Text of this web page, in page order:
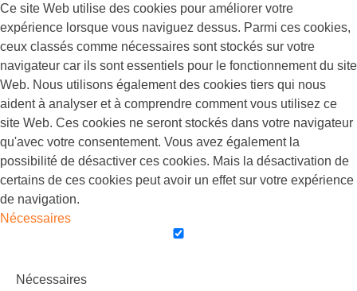
Ce site Web utilise des cookies pour améliorer votre
expérience lorsque vous naviguez dessus. Parmi ces cookies,
ceux classés comme nécessaires sont stockés sur votre
navigateur car ils sont essentiels pour le fonctionnement du site
Web. Nous utilisons également des cookies tiers qui nous
aident à analyser et à comprendre comment vous utilisez ce
site Web. Ces cookies ne seront stockés dans votre navigateur
qu'avec votre consentement. Vous avez également la
possibilité de désactiver ces cookies. Mais la désactivation de
certains de ces cookies peut avoir un effet sur votre expérience
de navigation.
Nécessaires
Nécessaires